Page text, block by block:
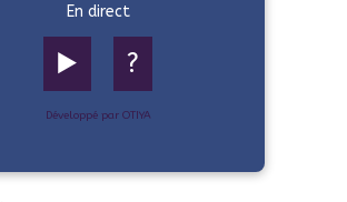
En direct
▶️ ?
Développé par OTIYA